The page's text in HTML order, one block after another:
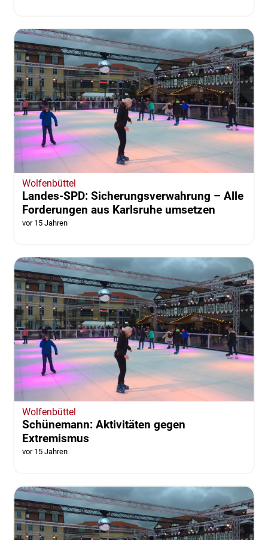
Wolfenbüttel
Landes-SPD: Sicherungsverwahrung – Alle
Forderungen aus Karlsruhe umsetzen
vor 15 Jahren
Wolfenbüttel
Schünemann: Aktivitäten gegen
Extremismus
vor 15 Jahren